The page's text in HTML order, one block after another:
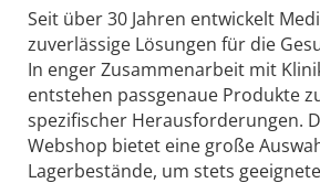
Seit über 30 Jahren entwickelt
zuverlässige Lösungen für die
In enger Zusammenarbeit mit
entstehen passgenaue Produkte
spezifischer Herausforderungen.
Webshop bietet eine große
Lagerbestände, um stets